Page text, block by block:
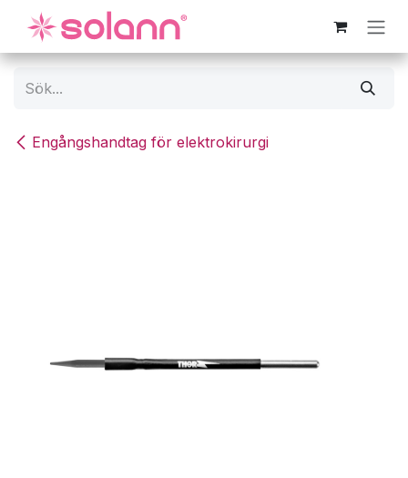
Hoppa till innehåll
Engångshandtag för elektrokirurgi